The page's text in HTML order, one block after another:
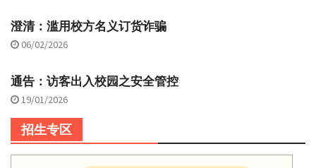
澄清：滥用校方名义订货诈骗
06/02/2026
通告：访客出入校园之安全管控
19/01/2026
招生专区